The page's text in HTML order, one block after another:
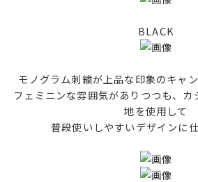
BLACK
モノグラム刺繍が上品な印象のキャ
フェミニンな雰囲気がありつつも、カ
地を使用して
普段使いしやすいデザインに